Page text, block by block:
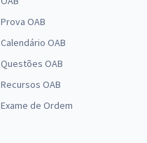
Prova OAB
Calendário OAB
Questões OAB
Recursos OAB
Exame de Ordem